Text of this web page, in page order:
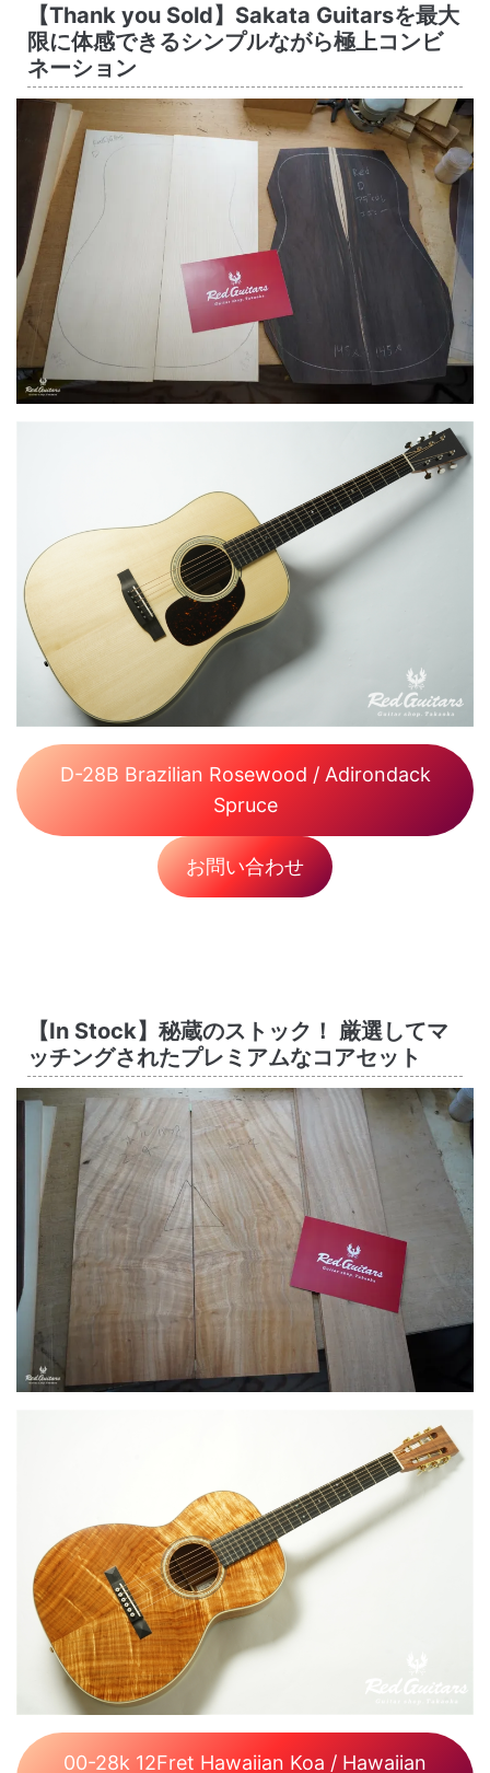
【Thank you Sold】Sakata Guitarsを最大
限に体感できるシンプルながら極上コンビ
ネーション
D-28B Brazilian Rosewood / Adirondack
Spruce
お問い合わせ
【In Stock】秘蔵のストック！ 厳選してマ
ッチングされたプレミアムなコアセット
00-28k 12Fret Hawaiian Koa / Hawaiian